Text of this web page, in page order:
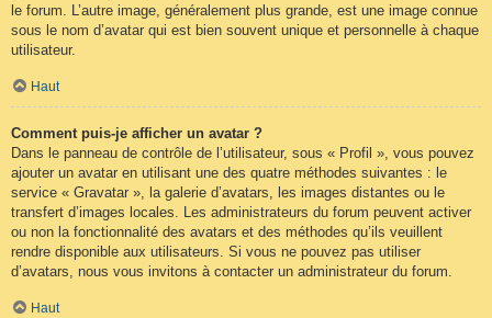
le forum. L’autre image, généralement plus grande, est une image connue
sous le nom d’avatar qui est bien souvent unique et personnelle à chaque
utilisateur.
Haut
Comment puis-je afficher un avatar ?
Dans le panneau de contrôle de l’utilisateur, sous « Profil », vous pouvez
ajouter un avatar en utilisant une des quatre méthodes suivantes : le
service « Gravatar », la galerie d’avatars, les images distantes ou le
transfert d’images locales. Les administrateurs du forum peuvent activer
ou non la fonctionnalité des avatars et des méthodes qu’ils veuillent
rendre disponible aux utilisateurs. Si vous ne pouvez pas utiliser
d’avatars, nous vous invitons à contacter un administrateur du forum.
Haut